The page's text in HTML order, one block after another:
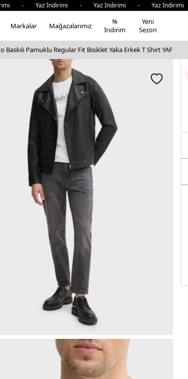
- Yaz İndirimi - Yaz İndirimi - Yaz
Markalar Mağazalarımız
%
İndirim
Yeni
Sezon
Baskılı Pamuklu Regular Fit Bisiklet Yaka Erkek T Shirt YAF